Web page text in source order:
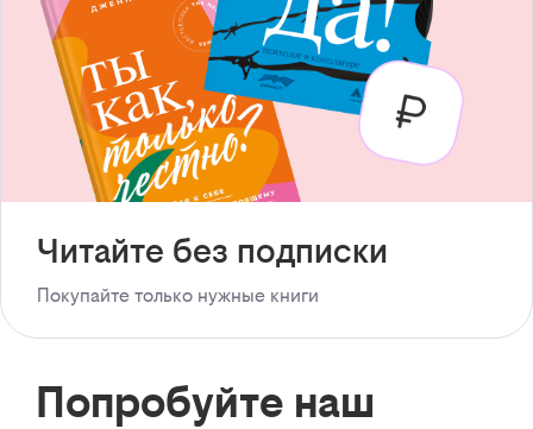
Читайте без подписки
Покупайте только нужные книги
Попробуйте наш